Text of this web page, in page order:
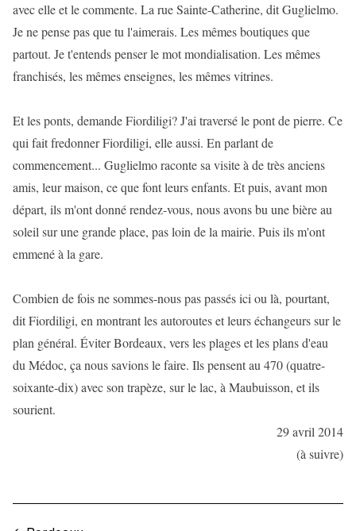
avec elle et le commente. La rue Sainte-Catherine, dit Guglielmo.
Je ne pense pas que tu l'aimerais. Les mêmes boutiques que
partout. Je t'entends penser le mot mondialisation. Les mêmes
franchisés, les mêmes enseignes, les mêmes vitrines.
Et les ponts, demande Fiordiligi? J'ai traversé le pont de pierre. Ce
qui fait fredonner Fiordiligi, elle aussi. En parlant de
commencement... Guglielmo raconte sa visite à de très anciens
amis, leur maison, ce que font leurs enfants. Et puis, avant mon
départ, ils m'ont donné rendez-vous, nous avons bu une bière au
soleil sur une grande place, pas loin de la mairie. Puis ils m'ont
emmené à la gare.
Combien de fois ne sommes-nous pas passés ici ou là, pourtant,
dit Fiordiligi, en montrant les autoroutes et leurs échangeurs sur le
plan général. Éviter Bordeaux, vers les plages et les plans d'eau
du Médoc, ça nous savions le faire. Ils pensent au 470 (quatre-
soixante-dix) avec son trapèze, sur le lac, à Maubuisson, et ils
sourient.
29 avril 2014
(à suivre)